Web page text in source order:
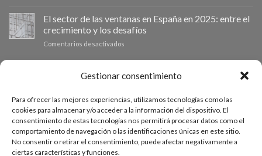
Gestionar consentimiento
Para ofrecer las mejores experiencias, utilizamos tecnologías como las
cookies para almacenar y/o acceder a la información del dispositivo. El
consentimiento de estas tecnologías nos permitirá procesar datos como el
comportamiento de navegación o las identificaciones únicas en este sitio.
No consentir o retirar el consentimiento, puede afectar negativamente a
ciertas características y funciones.
en
los
qué
las
la
inversión
para
hogar
en
2025
importancia
de
las
ventanas:
hogar
con
nuestros
productos.
El sector de las ventanas en España en 2025: entre el
crecimiento y los desafíos
Comentarios desactivados
de
en
España
en
2025:
entre
PRESUPUESTO A MEDIDA
Si necesitas ventanas de otras medidas puedes solicitar un
presupuesto a medida desde nuestro formulario de solicitud
de presupuesto.